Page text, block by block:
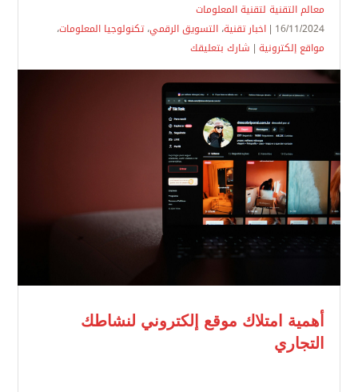
معالم التقنية لتقنية المعلومات
16/11/2024 | اخبار تقنية، التسويق الرقمي،تكنولوجيا المعلومات،
مواقع إلكترونية | شارك بتعليقك
أهمية امتلاك موقع إلكتروني لنشاطك
التجاري